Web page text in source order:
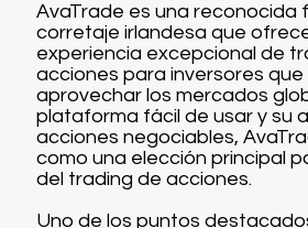
AvaTrade es una reconocida
corretaje irlandesa que
experiencia excepcional de
acciones para inversores que
aprovechar los mercados
plataforma fácil de usar y su
acciones negociables,
como una elección principal
del trading de acciones.
Uno de los puntos